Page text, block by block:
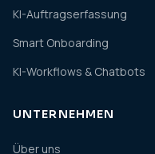
KI-Auftragserfassung
Smart Onboarding
KI-Workflows & Chatbots
UNTERNEHMEN
Über uns